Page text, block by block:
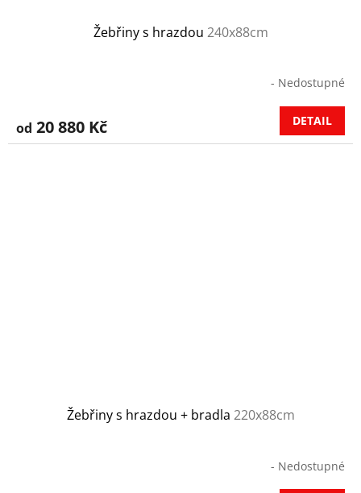
Žebřiny s hrazdou 240x88cm
- Nedostupné
od 20 880 Kč DETAIL
Žebřiny s hrazdou + bradla 220x88cm
- Nedostupné